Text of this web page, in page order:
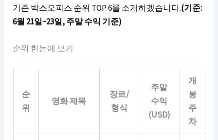
기준 박스오피스 순위 TOP 6를 소개하겠습니다.(기준:
6월 21일~23일, 주말 수익 기준)
순위 한눈에 보기
순
위
영화 제목
장르/
형식
주말
수익
(USD)
개
봉
주
차